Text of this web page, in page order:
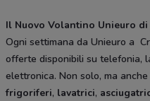
Il Nuovo Volantino Unieuro
Ogni settimana da Unieuro a
offerte disponibili su telefonia,
elettronica. Non solo, ma
frigoriferi, lavatrici,